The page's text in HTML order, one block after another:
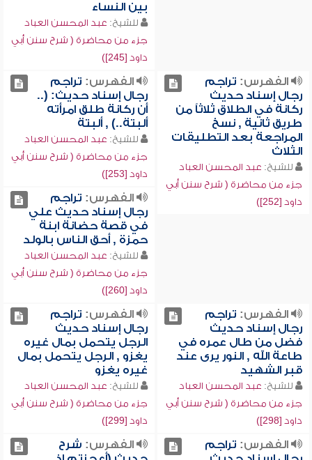
بين النساء
للشيخ: عبد المحسن العباد
جزء من محاضرة ( شرح سنن أبي
داود [245])
الفهرس: تراجم
رجال إسناد حديث
ركانة في الطلاق ثلاثاً من
طريق ثانية , نسخ
المراجعة بعد التطليقات
الثلاث
للشيخ: عبد المحسن العباد
جزء من محاضرة ( شرح سنن أبي
داود [252])
الفهرس: تراجم
رجال إسناد حديث: (..
أن ركانة طلق امرأته
ألبتة..) , ألبتة
للشيخ: عبد المحسن العباد
جزء من محاضرة ( شرح سنن أبي
داود [253])
الفهرس: تراجم
رجال إسناد حديث علي
في قصة حضانة ابنة
حمزة , أحق الناس بالولد
للشيخ: عبد المحسن العباد
جزء من محاضرة ( شرح سنن أبي
داود [260])
الفهرس: تراجم
رجال إسناد حديث
فضل من طال عمره في
طاعة الله , النور يرى عند
قبر الشهيد
للشيخ: عبد المحسن العباد
جزء من محاضرة ( شرح سنن أبي
داود [298])
الفهرس: تراجم
رجال إسناد حديث
الرجل يتحمل بمال غيره
يغزو , الرجل يتحمل بمال
غيره يغزو
للشيخ: عبد المحسن العباد
جزء من محاضرة ( شرح سنن أبي
داود [299])
الفهرس: تراجم
الفهرس: شرح